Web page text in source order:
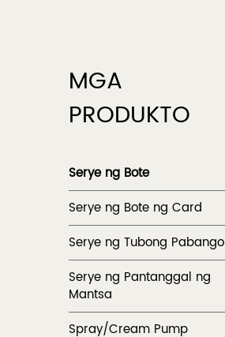
MGA
PRODUKTO
Serye ng Bote
Serye ng Bote ng Card
Serye ng Tubong Pabango
Serye ng Pantanggal ng
Mantsa
Spray/Cream Pump